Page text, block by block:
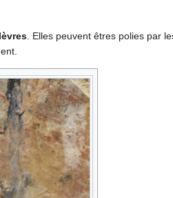
lèvres. Elles peuvent êtres polies par